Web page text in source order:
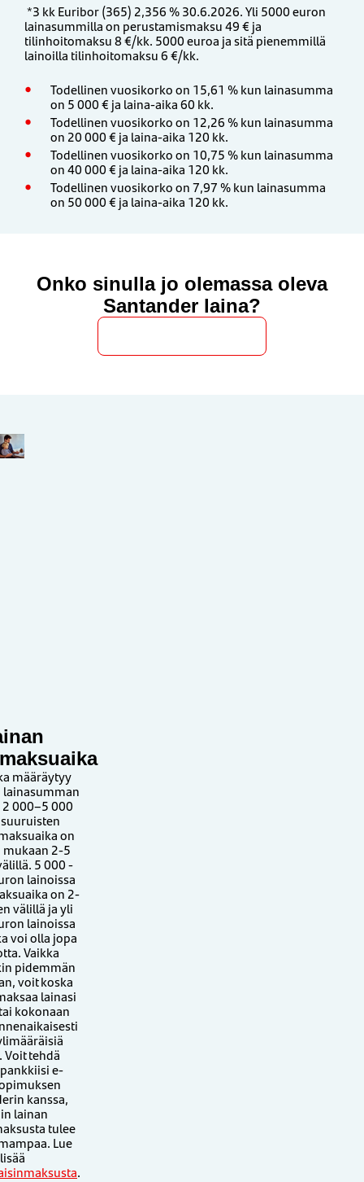
*3 kk Euribor (365) 2,356 % 30.6.2026. Yli 5000 euron
lainasummilla on perustamismaksu 49 € ja
tilinhoitomaksu 8 €/kk. 5000 euroa ja sitä pienemmillä
lainoilla tilinhoitomaksu 6 €/kk.
Todellinen vuosikorko on 15,61 % kun lainasumma
on 5 000 € ja laina-aika 60 kk.
Todellinen vuosikorko on 12,26 % kun lainasumma
on 20 000 € ja laina-aika 120 kk.
Todellinen vuosikorko on ​10,75 % kun lainasumma
on 40 000 € ja laina-aika 120 kk.
Todellinen vuosikorko on 7,97 % kun lainasumma
on 50 000 € ja laina-aika 120 kk.
Onko sinulla jo olemassa oleva
Santander laina?
määräytyy
000–5 000
on
2-5
5 000 -
lainoissa
on 2-
välillä ja yli
lainoissa
voi olla jopa
Vaikka
pidemmän
voit koska
lainasi
kokonaan
tehdä
e-
kanssa,
lainan
tulee
Lue
lisää
.